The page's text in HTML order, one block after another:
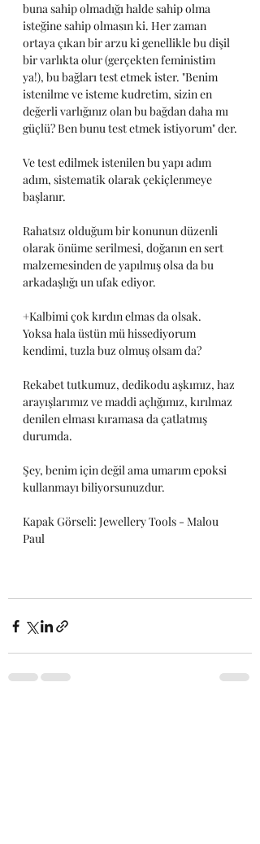
buna sahip olmadığı halde sahip olma
isteğine sahip olmasın ki. Her zaman
ortaya çıkan bir arzu ki genellikle bu dişil
bir varlıkta olur (gerçekten feministim
ya!), bu bağları test etmek ister. "Benim
istenilme ve isteme kudretim, sizin en
değerli varlığınız olan bu bağdan daha mı
güçlü? Ben bunu test etmek istiyorum" der.
Ve test edilmek istenilen bu yapı adım
adım, sistematik olarak çekiçlenmeye
başlanır.
Rahatsız olduğum bir konunun düzenli
olarak önüme serilmesi, doğanın en sert
malzemesinden de yapılmış olsa da bu
arkadaşlığı un ufak ediyor.
+Kalbimi çok kırdın elmas da olsak.
Yoksa hala üstün mü hissediyorum
kendimi, tuzla buz olmuş olsam da?
Rekabet tutkumuz, dedikodu aşkımız, haz
arayışlarımız ve maddi açlığımız, kırılmaz
denilen elması kıramasa da çatlatmış
durumda.
Şey, benim için değil ama umarım epoksi
kullanmayı biliyorsunuzdur.
Kapak Görseli: Jewellery Tools - Malou
Paul